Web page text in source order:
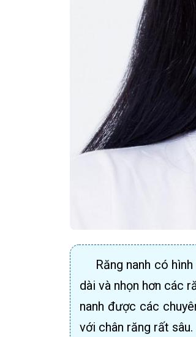
Răng nanh có
dài và nhọn hơn các
nanh được các
với chân răng rất sâu.